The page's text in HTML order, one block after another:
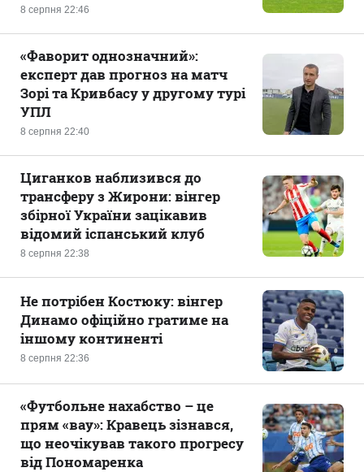
8 серпня 22:46
8 серпня 22:40
«Фаворит однозначний»:
експерт дав прогноз на матч
Зорі та Кривбасу у другому турі
УПЛ
8 серпня 22:38
Циганков наблизився до
трансферу з Жирони: вінгер
збірної України зацікавив
відомий іспанський клуб
8 серпня 22:36
Не потрібен Костюку: вінгер
Динамо офіційно гратиме на
іншому континенті
«Футбольне нахабство – це
прям «вау»: Кравець зізнався,
що неочікував такого прогресу
від Пономаренка